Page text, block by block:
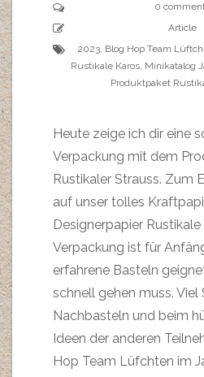
0
Article
2023, Blog Hop Team
Rustikale Karos, Minikatalog
Produktpaket
Heute zeige ich dir eine
Verpackung mit dem
Rustikaler Strauss. Zum
auf unser tolles
Designerpapier Rustikale
Verpackung ist für
erfahrene Basteln
schnell gehen muss. Viel
Nachbasteln und beim
Ideen der anderen
Hop Team Lüfchten im